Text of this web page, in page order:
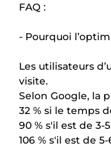
FAQ :
- Pourquoi
Les utilisateurs
visite.
Selon Google, la
32 % si le temps
90 % s'il est de 3-
106 % s'il est de